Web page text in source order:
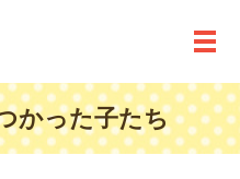
メ
かった子たち